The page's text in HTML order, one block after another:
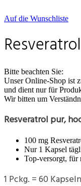
Auf die Wunschliste
Bitte beachten Sie:
Unser Online-Shop ist
und dient nur für
Wir bitten um
Resveratrol pur,
100 mg
Nur 1 Kapsel
Top-versorgt, für
1 Pckg. = 60 Kapseln